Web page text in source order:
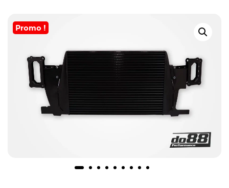
Promo !